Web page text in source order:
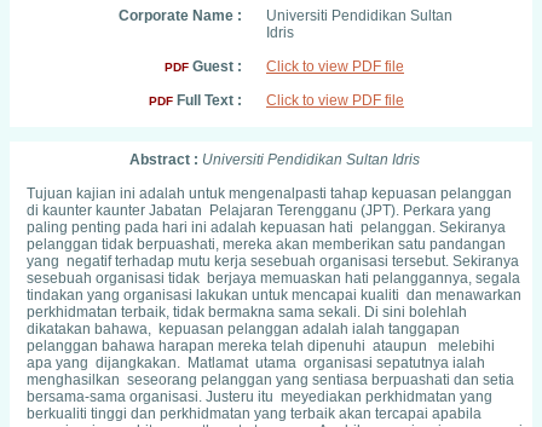
Corporate Name :
Universiti Pendidikan Sultan
Idris
PDF Guest : Click to view PDF file
PDF Full Text : Click to view PDF file
Abstract : Universiti Pendidikan Sultan Idris
Tujuan kajian ini adalah untuk mengenalpasti tahap kepuasan pelanggan
di kaunter­ kaunter Jabatan Pelajaran Terengganu (JPT). Perkara yang
paling penting pada hari ini adalah kepuasan hati pelanggan. Sekiranya
pelanggan tidak berpuashati, mereka akan memberikan satu pandangan
yang negatif terhadap mutu kerja sesebuah organisasi tersebut. Sekiranya
sesebuah organisasi tidak berjaya memuaskan hati pelanggannya, segala
tindakan yang organisasi lakukan untuk mencapai kualiti dan menawarkan
perkhidmatan terbaik, tidak bermakna sama sekali. Di sini bolehlah
dikatakan bahawa, kepuasan pelanggan adalah ialah tanggapan
pelanggan bahawa harapan mereka telah dipenuhi ataupun melebihi
apa yang dijangkakan. Matlamat utama organisasi sepatutnya ialah
menghasilkan seseorang pelanggan yang sentiasa berpuashati dan setia
bersama-sama organisasi. Justeru itu meyediakan perkhidmatan yang
berkualiti tinggi dan perkhidmatan yang terbaik akan tercapai apabila